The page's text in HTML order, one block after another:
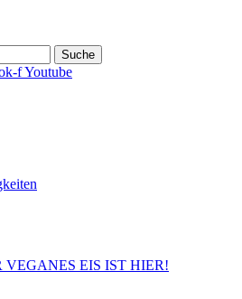
Suche
fYoutube
VEGANES EIS IST HIER!